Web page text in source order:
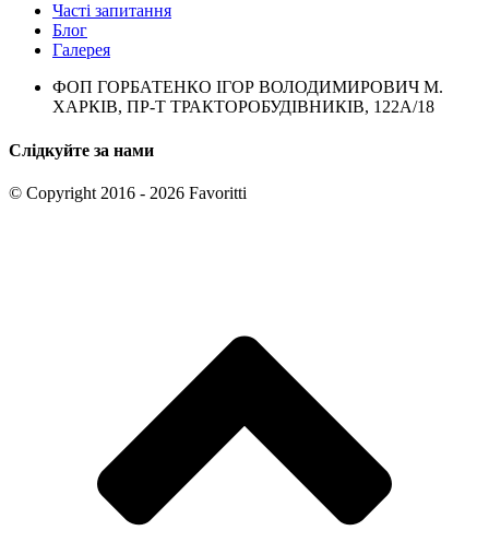
Часті запитання
Блог
Галерея
ФОП ГОРБАТЕНКО ІГОР ВОЛОДИМИРОВИЧ М.
ХАРКІВ, ПР-Т ТРАКТОРОБУДІВНИКІВ, 122А/18
Слідкуйте за нами
© Copyright 2016 - 2026 Favoritti